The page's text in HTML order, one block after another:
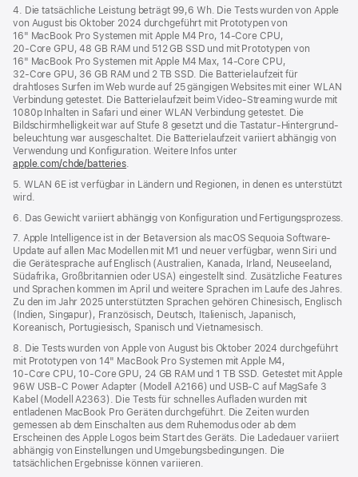
4. Die tatsächliche Leistung beträgt 99,6 Wh. Die Tests wurden von Apple
von August bis Oktober 2024 durchgeführt mit Prototypen von
16" MacBook Pro Systemen mit Apple M4 Pro, 14‑Core CPU,
20‑Core GPU, 48 GB RAM und 512 GB SSD und mit Prototypen von
16" MacBook Pro Systemen mit Apple M4 Max, 14‑Core CPU,
32‑Core GPU, 36 GB RAM und 2 TB SSD. Die Batterielaufzeit für
drahtloses Surfen im Web wurde auf 25 gängigen Websites mit einer WLAN
Verbindung getestet. Die Batterielaufzeit beim Video-Streaming wurde mit
1080p Inhalten in Safari und einer WLAN Verbindung getestet. Die
Bildschirm­helligkeit war auf Stufe 8 gesetzt und die Tastatur-Hintergrund­
beleuchtung war ausgeschaltet. Die Batterielaufzeit variiert abhängig von
Verwendung und Konfiguration. Weitere Infos unter
apple.com/chde/batteries.
5. WLAN 6E ist verfügbar in Ländern und Regionen, in denen es unterstützt
wird.
6. Das Gewicht variiert abhängig von Konfiguration und Fertigungsprozess.
7. Apple Intelligence ist in der Betaversion als macOS Sequoia Software-
Update auf allen Mac Modellen mit M1 und neuer verfügbar, wenn Siri und
die Gerätesprache auf Englisch (Australien, Kanada, Irland, Neuseeland,
Südafrika, Großbritannien oder USA) eingestellt sind. Zusätzliche Features
und Sprachen kommen im April und weitere Sprachen im Laufe des Jahres.
Zu den im Jahr 2025 unterstützten Sprachen gehören Chinesisch, Englisch
(Indien, Singapur), Französisch, Deutsch, Italienisch, Japanisch,
Koreanisch, Portugiesisch, Spanisch und Vietnamesisch.
8. Die Tests wurden von Apple von August bis Oktober 2024 durchgeführt
mit Prototypen von 14" MacBook Pro Systemen mit Apple M4,
10‑Core CPU, 10‑Core GPU, 24 GB RAM und 1 TB SSD. Getestet mit Apple
96W USB‑C Power Adapter (Modell A2166) und USB‑C auf MagSafe 3
Kabel (Modell A2363). Die Tests für schnelles Aufladen wurden mit
entladenen MacBook Pro Geräten durchgeführt. Die Zeiten wurden
gemessen ab dem Einschalten aus dem Ruhemodus oder ab dem
Erscheinen des Apple Logos beim Start des Geräts. Die Ladedauer variiert
abhängig von Einstellungen und Umgebungsbedingungen. Die
tatsächlichen Ergebnisse können variieren.